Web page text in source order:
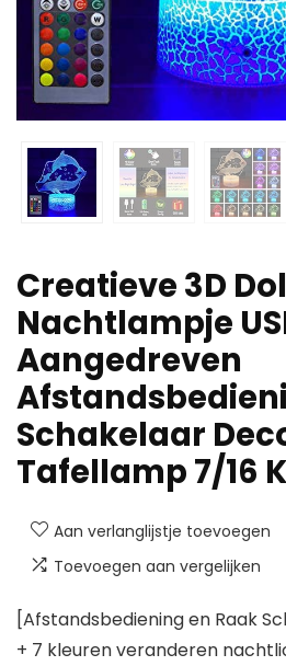
Creatieve 3D
Nachtlampje
Aangedreven
Schakelaar
Tafellamp 7/16
Aan verlanglijstje toevoegen
Toevoegen aan vergelijken
[Afstandsbediening en Raak
+ 7 kleuren veranderen